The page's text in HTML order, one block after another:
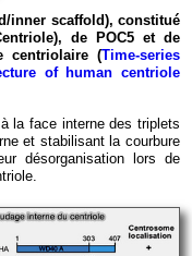
inner scaffold), constitué
de POC5 et de
centriolaire (Time-series
of human centriole
la face interne des triplets
et stabilisant la courbure
désorganisation lors de